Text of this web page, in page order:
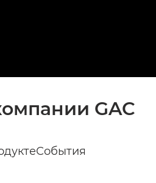
GAC
События